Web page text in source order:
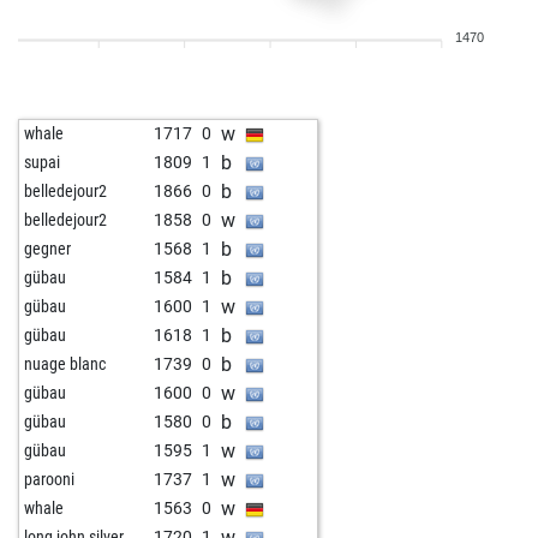
b
pongomorrongo 2029 1 w
pongomorrongo 2051 1 b
pongomorrongo 2075 1 b
arash006 1742 0 w
pongomorrongo 2064 0 w
pongomorrongo 2051 0 w
bernie61chess 1836 1 w
bernie61chess 1849 1 w
piccolo93 1845 0 w
koj 1909 1 w
koj 1907 r w
koj 1923 1 b
aamok 1831 1 b
dsarvid 1822 1 b
1470
whale 1717 0 w
supai 1809 1 b
belledejour2 1866 0 b
belledejour2 1858 0 w
gegner 1568 1 b
gübau 1584 1 b
gübau 1600 1 w
gübau 1618 1 b
nuage blanc 1739 0 b
gübau 1600 0 w
gübau 1580 0 b
gübau 1595 1 w
parooni 1737 1 w
whale 1563 0 w